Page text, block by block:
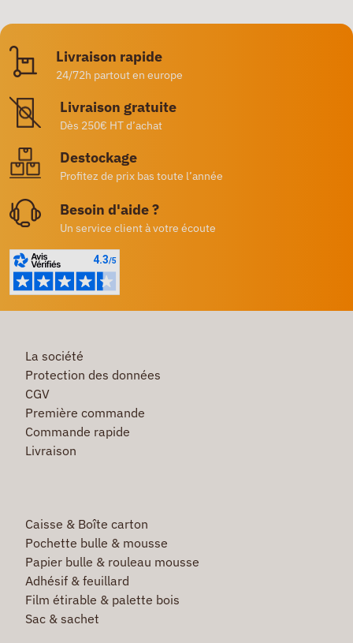
Livraison rapide
24/72h partout en europe
Livraison gratuite
Dès 250€ HT d’achat
Destockage
Profitez de prix bas toute l’année
Besoin d'aide ?
Un service client à votre écoute
La société
Protection des données
CGV
Première commande
Commande rapide
Livraison
Caisse & Boîte carton
Pochette bulle & mousse
Papier bulle & rouleau mousse
Adhésif & feuillard
Film étirable & palette bois
Sac & sachet